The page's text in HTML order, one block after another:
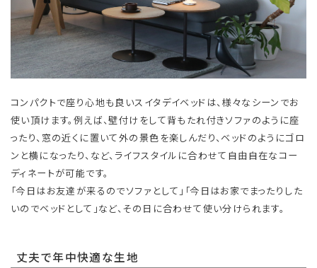
コンパクトで座り心地も良いスイタデイベッドは、様々なシーンでお
使い頂けます。例えば、壁付けをして背もたれ付きソファのように座
ったり、窓の近くに置いて外の景色を楽しんだり、ベッドのようにゴロ
ンと横になったり、など、ライフスタイルに合わせて自由自在なコー
ディネートが可能です。
「今日はお友達が来るのでソファとして」「今日はお家でまったりした
いのでベッドとして」など、その日に合わせて使い分けられます。
丈夫で年中快適な生地